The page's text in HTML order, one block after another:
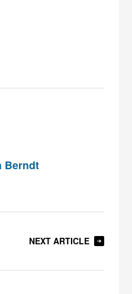
Berndt
NEXT ARTICLE